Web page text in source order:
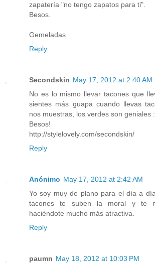
zapatería "no tengo zapatos para ti".
Besos.
Gemeladas
Reply
Secondskin May 17, 2012 at 2:40 AM
No es lo mismo llevar tacones que
sientes más guapa cuando llevas
nos muestras, los verdes son geniales
Besos!
http://stylelovely.com/secondskin/
Reply
Anónimo May 17, 2012 at 2:42 AM
Yo soy muy de plano para el día a
tacones te suben la moral y te
haciéndote mucho más atractiva.
Reply
paumn May 18, 2012 at 10:03 PM